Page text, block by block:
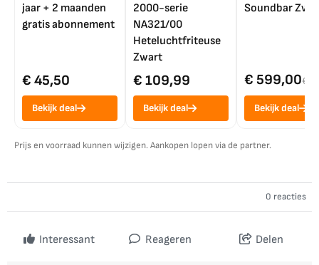
jaar + 2 maanden
gratis abonnement
€ 45,50
Bekijk deal
2000-serie
NA321/00
Heteluchtfriteuse
Zwart
€ 109,99
Bekijk deal
Soundbar
€ 599,00€
Bekijk deal
Prijs en voorraad kunnen wijzigen. Aankopen lopen via de partner.
0 reacties
Interessant Reageren Delen